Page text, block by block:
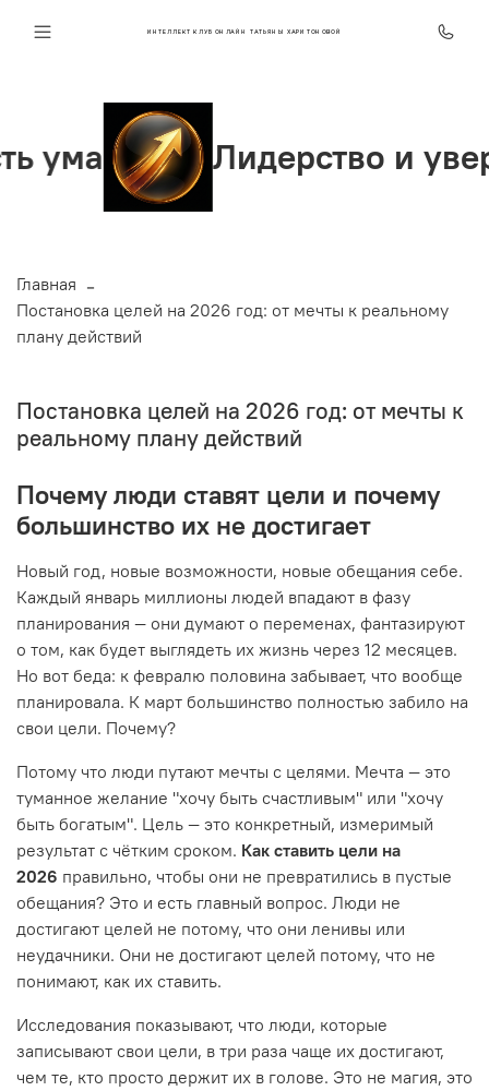
ИНТЕЛЛЕКТ КЛУБ ОНЛАЙН ТАТЬЯНЫ ХАРИТОНОВОЙ
Лидерство и
Главная
Постановка целей на 2026 год: от мечты к реальному
плану действий
Постановка целей на 2026 год: от мечты к
реальному плану действий
Почему люди ставят цели и почему
большинство их не достигает
Новый год, новые возможности, новые обещания себе.
Каждый январь миллионы людей впадают в фазу
планирования — они думают о переменах, фантазируют
о том, как будет выглядеть их жизнь через 12 месяцев.
Но вот беда: к февралю половина забывает, что вообще
планировала. К март большинство полностью забило на
свои цели. Почему?
Потому что люди путают мечты с целями. Мечта — это
туманное желание "хочу быть счастливым" или "хочу
быть богатым". Цель — это конкретный, измеримый
результат с чётким сроком. Как ставить цели на
2026 правильно, чтобы они не превратились в пустые
обещания? Это и есть главный вопрос. Люди не
достигают целей не потому, что они ленивы или
неудачники. Они не достигают целей потому, что не
понимают, как их ставить.
Исследования показывают, что люди, которые
записывают свои цели, в три раза чаще их достигают,
чем те, кто просто держит их в голове. Это не магия, это